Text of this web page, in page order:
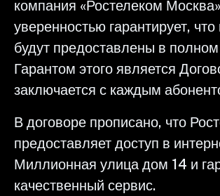
компания «Ростелеком
уверенностью гарантирует, что
будут предоставлены в
Гарантом этого является
заключается с каждым
В договоре прописано, что
предоставляет доступ в
Миллионная улица дом 14 и
качественный сервис.